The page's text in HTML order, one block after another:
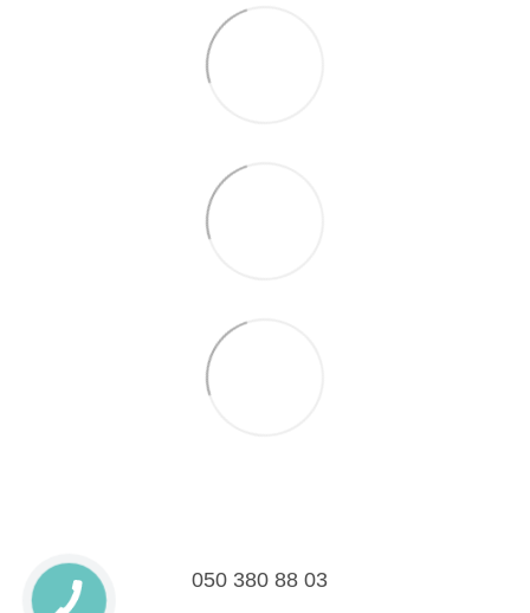
050 380 88 03